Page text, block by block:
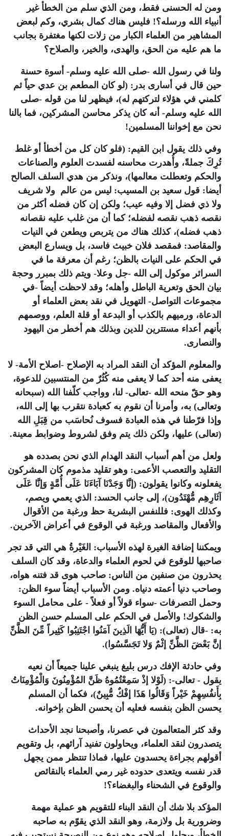
ومن له الحسنى فقط، ومن الذي سلم من الخطأ غير
أنبياء الله ورسله؟! فليس هناك كمال بشري، وكم لبعض
المشاهير من العلماء الكبار من زلات لكنها مغتفرة بجانب
ما هم عليه من الحق، والهدى، والخير، والصلاح؟
ولنا في رسول الله -صلى الله عليه وسلم- أسوة حسنة
حين قال في أسارى بدر: (لو كان المطعم بن عدي حياً ثم
كلمني في هؤلاء لتركتهم له)، فيظهر لنا من قوله -صلى
الله عليه وسلم- أنه كان يذكر محاسن المشركين، فما بالنا
نحن مع إخواننا المسلمين!
وفي ذلك يقول ابن القيم: (فلو كان كل من أخطأ أو غلط
تُرِكَ جملةً، وأُهدرت محاسنه لفسدت العلوم والصناعات
والحكم وتعطلت معالمها)، ونذكر من هدي السلف الصالح
أيضا: قول سعيد بن المسيب: ليس من عالم ولا شريف
ولا ذي فضل إلا وفيه عيب؛ ولكن إن كان فضله أكثر من
نقصه ذهب نقصه لفضله؛ كما أن من غلب عليه نقصانه
ذهب فضله)، كذلك هناك من يتربص ويطعن في النيات
والمقاصد: فمقصد فلان خبيث فاسد، بل ويسارع البعض
في الحكم على النيات بالظن؛ رغم أن معرفة ما في
السرائر موكول إلى الله -جل وعلا- ويتم ذلك بمبرر وحجة
بيان الحق وتعرية الباطل وأهله؛ وقد لاحظت أيضاً -في
مجموعات التواصل- التهويل في نقد بعض العلماء أو
الدعاة، ورميهم بالكذب أو البدعة أو قلة العلم، ووصمهم
بأنهم أعداء مستترين للدين وبذلك هم أخطر من اليهود
والنصارى.
والمعلوم المؤكد أن النقد المراد به الإصلاح -اصلاح الأمة- لا
يعفى منه أحد كما لا يعفى منه كُثُرٌ من المنتسبين للدعوة،
وهو حقّ منحه الله -تعالى- لنا، وواجب كلّفنا الله (سبحانه
وتعالى) به، وأمرنا أن نقوم به كعبادة نتقرب بها إلى الله،
وإذا فرّطنا في هذه العبادة فسوف نُحاسَب من قِبَلِ الله
(تعالى) عليها، ولكن ذلك يتم وفق لشروط وضوابط معينة.
ولعل من أهم أسباب النقد الهدام الذي نحن بصدده هو
التقليد والتعصب الأعمى: وهو تقليد مذموم كان المشركون
يفعلونه وكانوا يقولون: (إنَّا وَجَدْنَا آبَاءَنَا عَلَى أُمَّةٍ وَإنَّا عَلَى
آثَارِهِم مُّهْتَدُون)، إلى جانب الحسد: الذي يعمي ويصم،
وكذلك الهوى: فللنفس البشرية حظ ورغبة من الأقوال
والأفعال والمقاصد ورغبة في الوقوع في أعراض الآخرين.
ويمكننا إضافة الغيرة لهذه الأسباب: الغَيْرةُ هي التي قد تجر
صاحبها للوقوع في لحوم العلماء والدعاة، وقد كان السلف
يحذرون من صنفين من الناس: صاحب هوى قد فتنه هواه،
وصاحب دنيا أعمته دنياه. ومن الأسباب أيضاً سوء الظن:
وحمل التصرفات -سواء قولاً أو فعلاً - على محامل السوء
والشكوك! والأصل في الحكم على المسلم حسن الظن
به: -قال (تعالى): (يَا أَيُّهَا الَذِينَ آمَنُوا اجْتَنِبُوا كَثِيراً مِّنَ الظَّنِّ
إنَّ بَعْضَ الظَّنِّ إثْمٌ وَلا تَجَسَّسُوا).
وفي حادثة الإفك درس بليغ ينبغي علينا جميعاً أن نعيه
يقول - تعالى-: (لَوْلا إذْ سَمِعْتُمُوهُ ظَنَّ المُؤْمِنُونَ وَالْمُؤْمِنَاتُ
بِأَنفُسِهِمْ خَيْراً وَقَالُوا هَذَا إفْكٌ مُّبِينٌ)، فكما أن المسلم
يحسن الظن بنفسه فعليه أن يحسن الظن بإخوانه.
وقد كثر المتعالمون في عصرنا، وأصبحنا نجد الأحداث
يتصدرون لنقد العلماء، ويحاولون تفنيد آرائهم، بل وتقويم
أقولهم بجراءة يحسدون عليها، فماذا تنتظر ممن يجهل
قدر نفسه ويتعدى حدوده غير رمي العلماء بالنقائص
والوقوع في الشحناء والبغضاء؟!
المؤكد بلا شك أن النقد البناء للتقويم هو عملية مهمة
وضرورية بل ولازمة، وهو النقد الذي يقوّم به صاحبه